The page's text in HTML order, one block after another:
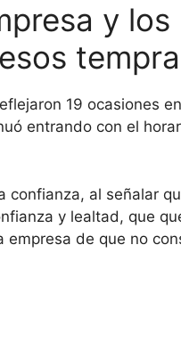
y
19 ocasiones
entrando con el
al señalar
y lealtad, que
de que no